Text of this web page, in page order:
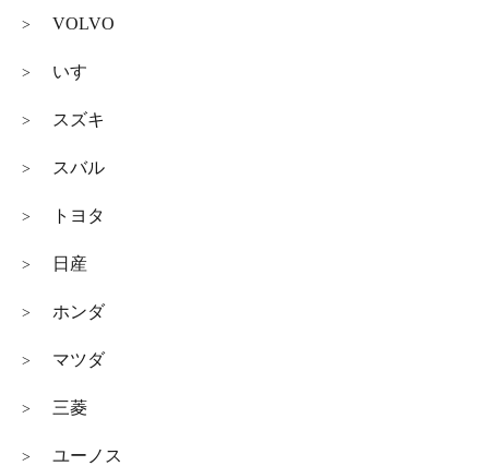
> VOLVO
> いすゞ
> スズキ
> スバル
> トヨタ
> 日産
> ホンダ
> マツダ
> 三菱
> ユーノス